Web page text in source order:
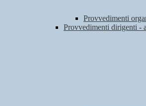
Provvedimenti
Provvedimenti dirigenti -